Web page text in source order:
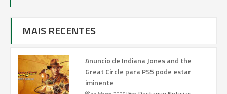
MAIS RECENTES
Anuncio de Indiana Jones and the
Great Circle para PS5 pode estar
iminente